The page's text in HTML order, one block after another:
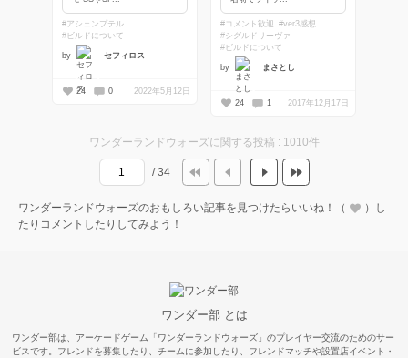
#アシェンプテル
#ビルドについて
by セフィロス
24 0 2022年5月12日
#コメント歓迎 #ver3感想
#シグルドリーヴァ
#ビルドについて
by まさとし
24 1 2017年12月17日
ワンダーランドウォーズに関する投稿 : 1010件
/ 34
ワンダーランドウォーズのおもしろい記事を見つけたらいいね！（
）し
たりコメントしたりしてみよう！
ワンダー部 とは
ワンダー部は、アーケードゲーム「ワンダーランドウォーズ」のプレイヤー交流のためのサー
ビスです。フレンドを募集したり、チームに参加したり、フレンドマッチや設置店イベント・